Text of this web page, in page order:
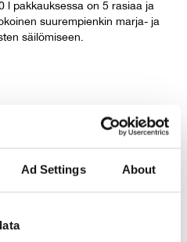
Ad Settings About
l pakkauksessa on 5 rasiaa ja
suurempienkin marja- ja
säilömiseen.
0,75l